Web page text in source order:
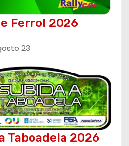
Ferrol 2026
23
Taboadela 2026